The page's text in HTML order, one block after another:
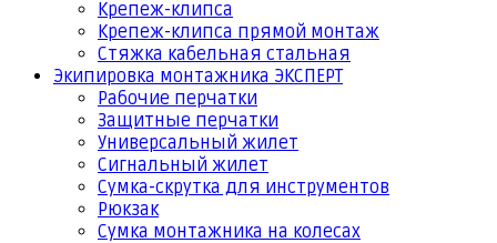
Крепеж-клипса
Крепеж-клипса прямой монтаж
Стяжка кабельная стальная
Экипировка монтажника ЭКСПЕРТ
Рабочие перчатки
Защитные перчатки
Универсальный жилет
Сигнальный жилет
Сумка-скрутка для инструментов
Рюкзак
Сумка монтажника на колесах